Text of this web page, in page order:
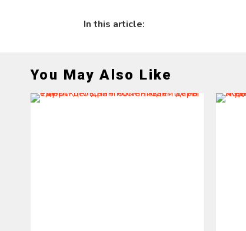
In this article:
You May Also Like